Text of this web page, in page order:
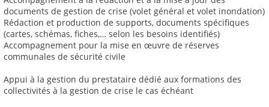
documents de gestion de crise (volet général et volet inondation)
Rédaction et production de supports, documents spécifiques
(cartes, schémas, fiches,… selon les besoins identifiés)
Accompagnement pour la mise en œuvre de réserves
communales de sécurité civile
Appui à la gestion du prestataire dédié aux formations des
collectivités à la gestion de crise le cas échéant